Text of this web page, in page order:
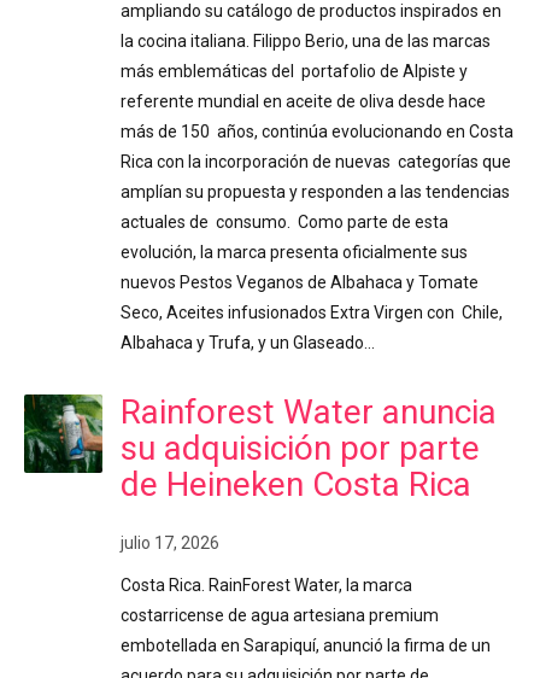
ampliando su catálogo de productos inspirados en
la cocina italiana. Filippo Berio, una de las marcas
más emblemáticas del portafolio de Alpiste y
referente mundial en aceite de oliva desde hace
más de 150 años, continúa evolucionando en Costa
Rica con la incorporación de nuevas categorías que
amplían su propuesta y responden a las tendencias
actuales de consumo. Como parte de esta
evolución, la marca presenta oficialmente sus
nuevos Pestos Veganos de Albahaca y Tomate
Seco, Aceites infusionados Extra Virgen con Chile,
Albahaca y Trufa, y un Glaseado…
Rainforest Water anuncia
su adquisición por parte
de Heineken Costa Rica
julio 17, 2026
Costa Rica. RainForest Water, la marca
costarricense de agua artesiana premium
embotellada en Sarapiquí, anunció la firma de un